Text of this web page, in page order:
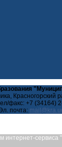
Красногорский
факс: +7 (34164)
почта: